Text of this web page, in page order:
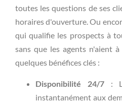
toutes les questions de ses
horaires d'ouverture. Ou
qui qualifie les prospects à
sans que les agents n'aient
quelques bénéfices clés :
Disponibilité 24/7:
instantanément aux